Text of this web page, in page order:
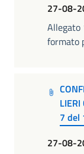
27-08-
Allegato
formato
7 del
27-08-